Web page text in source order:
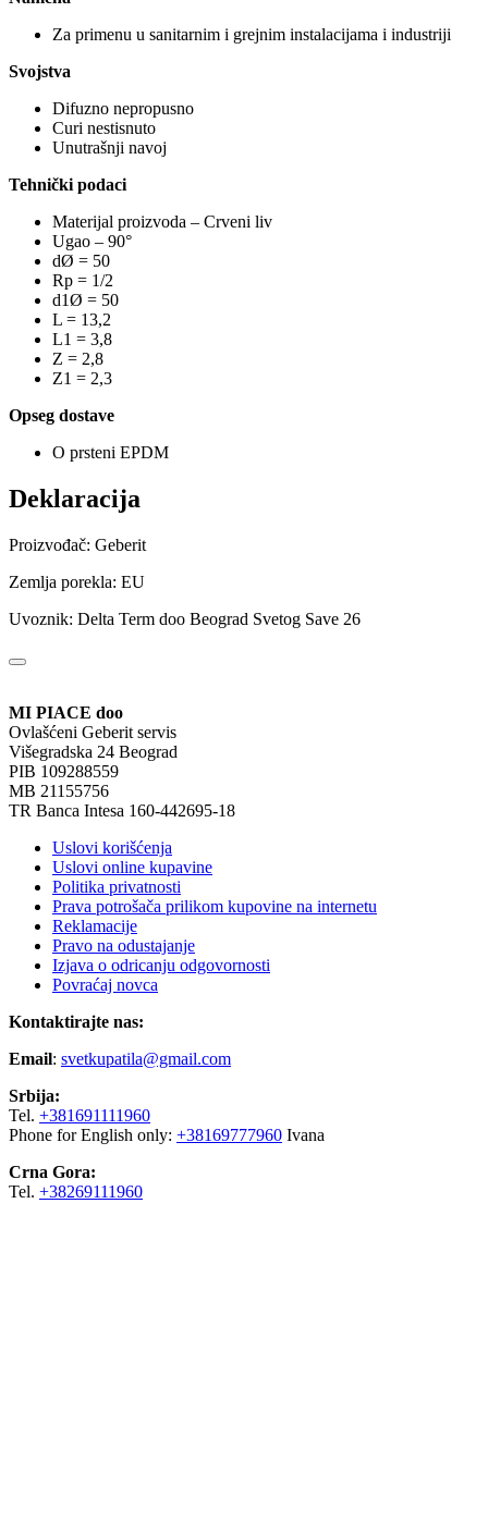
Za primenu u sanitarnim i grejnim instalacijama i industriji
Svojstva
Difuzno nepropusno
Curi nestisnuto
Unutrašnji navoj
Tehnički podaci
Materijal proizvoda – Crveni liv
Ugao – 90°
dØ = 50
Rp = 1/2
d1Ø = 50
L = 13,2
L1 = 3,8
Z = 2,8
Z1 = 2,3
Opseg dostave
O prsteni EPDM
Deklaracija
Proizvođač: Geberit
Zemlja porekla: EU
Uvoznik: Delta Term doo Beograd Svetog Save 26
MI PIACE doo
Ovlašćeni Geberit servis
Višegradska 24 Beograd
PIB 109288559
MB 21155756
TR Banca Intesa 160-442695-18
Uslovi korišćenja
Uslovi online kupavine
Politika privatnosti
Prava potrošača prilikom kupovine na internetu
Reklamacije
Pravo na odustajanje
Izjava o odricanju odgovornosti
Povraćaj novca
Kontaktirajte nas:
Email: svetkupatila@gmail.com
Srbija:
Tel. +381691111960
Phone for English only: +38169777960 Ivana
Crna Gora:
Tel. +38269111960